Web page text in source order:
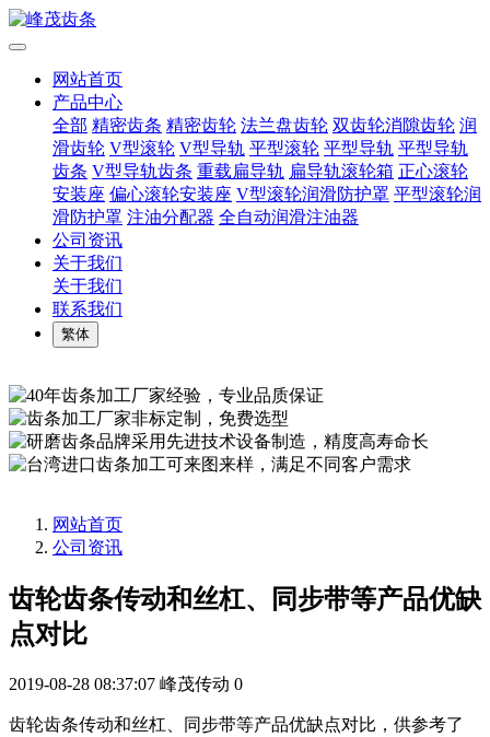
网站首页
产品中心
全部 精密齿条 精密齿轮 法兰盘齿轮 双齿轮消隙齿轮 润
滑齿轮 V型滚轮 V型导轨 平型滚轮 平型导轨 平型导轨
齿条 V型导轨齿条 重载扁导轨 扁导轨滚轮箱 正心滚轮
安装座 偏心滚轮安装座 V型滚轮润滑防护罩 平型滚轮润
滑防护罩 注油分配器 全自动润滑注油器
公司资讯
关于我们
关于我们
联系我们
繁体
网站首页
公司资讯
齿轮齿条传动和丝杠、同步带等产品优缺
点对比
2019-08-28 08:37:07 峰茂传动 0
齿轮齿条传动和丝杠、同步带等产品优缺点对比，供参考了